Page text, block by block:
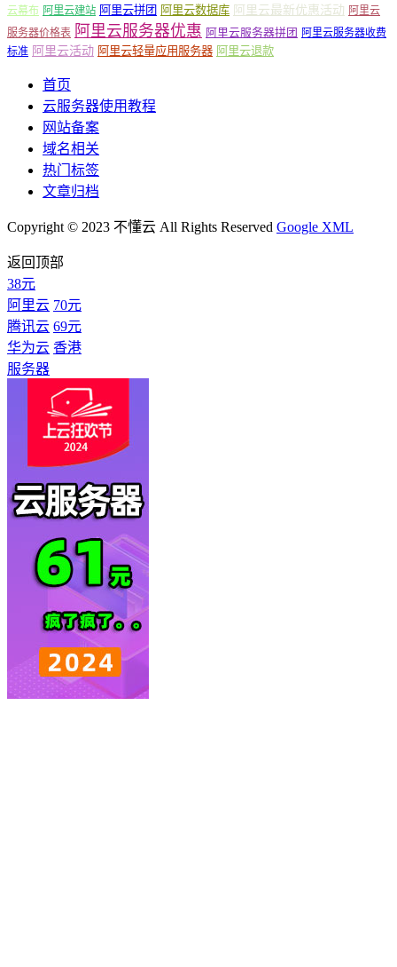
云幕布 阿里云建站 阿里云拼团 阿里云数据库 阿里云最新优惠活动 阿里云
服务器价格表 阿里云服务器优惠 阿里云服务器拼团 阿里云服务器收费
标准 阿里云活动 阿里云轻量应用服务器 阿里云退款
首页
云服务器使用教程
网站备案
域名相关
热门标签
文章归档
Copyright © 2023 不懂云 All Rights Reserved Google XML
返回顶部
38元
阿里云 70元
腾讯云 69元
华为云 香港
服务器